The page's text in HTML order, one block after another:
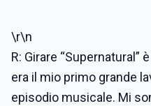
\r\n
R: Girare
era il mio primo grande
episodio musicale. Mi